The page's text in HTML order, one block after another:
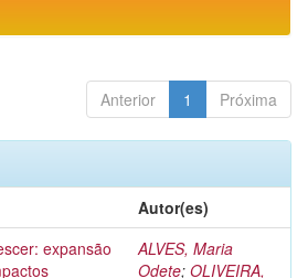
Anterior 1 Próxima
Autor(es)
expansão
ALVES, Maria
Odete; OLIVEIRA,